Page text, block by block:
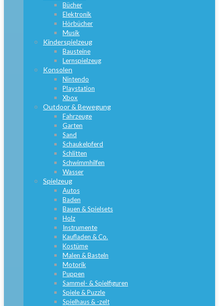
Bücher
Elektronik
Hörbücher
Musik
Kinderspielzeug
Bausteine
Lernspielzeug
Konsolen
Nintendo
Playstation
Xbox
Outdoor & Bewegung
Fahrzeuge
Garten
Sand
Schaukelpferd
Schlitten
Schwimmhilfen
Wasser
Spielzeug
Autos
Baden
Bauen & Spielsets
Holz
Instrumente
Kaufladen & Co.
Kostüme
Malen & Basteln
Motorik
Puppen
Sammel- & Spielfiguren
Spiele & Puzzle
Spielhaus & -zelt